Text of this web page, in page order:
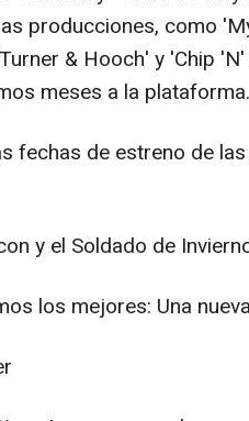
producciones, como
& Hooch' y 'Chip
meses a la plataforma.
fechas de estreno de
y el Soldado de
los mejores: Una